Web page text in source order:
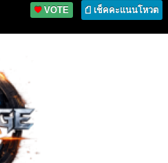
VOTE เช็คคะแนนโหวต